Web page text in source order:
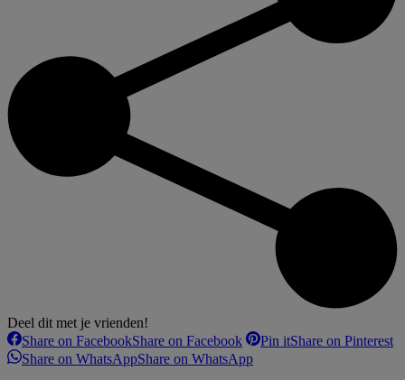
Deel dit met je vrienden!
Share on FacebookShare on Facebook Pin itShare on Pinterest
Share on WhatsAppShare on WhatsApp